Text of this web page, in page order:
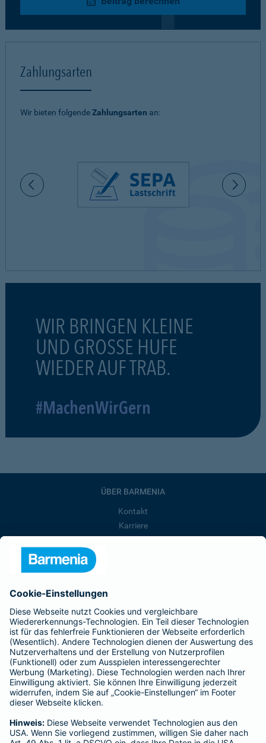
Zahlungsarten
Wir bieten folgendeZahlungsarten an:
WIR BRINGEN KLEINE
UND GROSSE HUFE
WIEDER AUF TRAB.
#MachenWirGern
ÜBER BARMENIA
Kontakt
Karriere
Barmenia ist Teil der BarmeniaGothaer
BELIEBTE SEITEN
Kranken-Zusatzversicherung
Tierversicherungen
Haftpflichtversicherung
Hausratversicherung
Adresse ändern